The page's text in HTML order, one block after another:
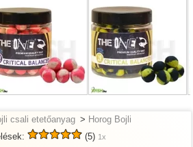
csali etetőanyag > Horog Bojli
(5) 1x